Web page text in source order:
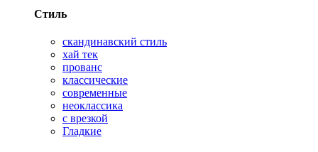
Стиль
скандинавский стиль
хай тек
прованс
классические
современные
неоклассика
с врезкой
Гладкие